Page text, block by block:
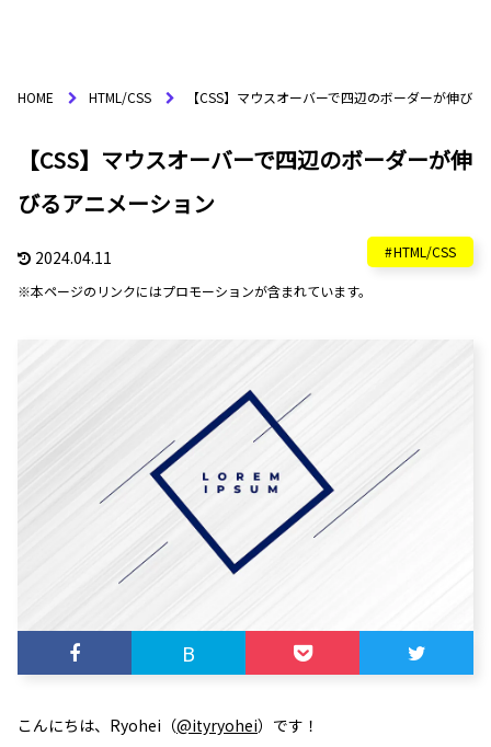
HOME HTML/CSS 【CSS】マウスオーバーで四辺のボーダーが伸び
【CSS】マウスオーバーで四辺のボーダーが伸
びるアニメーション
2024.04.11 HTML/CSS
※本ページのリンクにはプロモーションが含まれています。
B
こんにちは、Ryohei（@ityryohei）です！